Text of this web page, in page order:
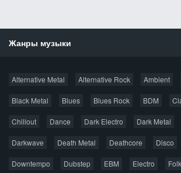
Жанры музыки
Alternative Metal Alternative Rock Ambient
Black Metal Blues Blues Rock BDM
Chillout Dance Dark Electro Dark Metal
Darkwave Death Metal Deathcore Disco
Downtempo Dubstep EBM Electro
Новые раздачи
Популярное за сутки
Главная Поиск по сайту
Карта сайта